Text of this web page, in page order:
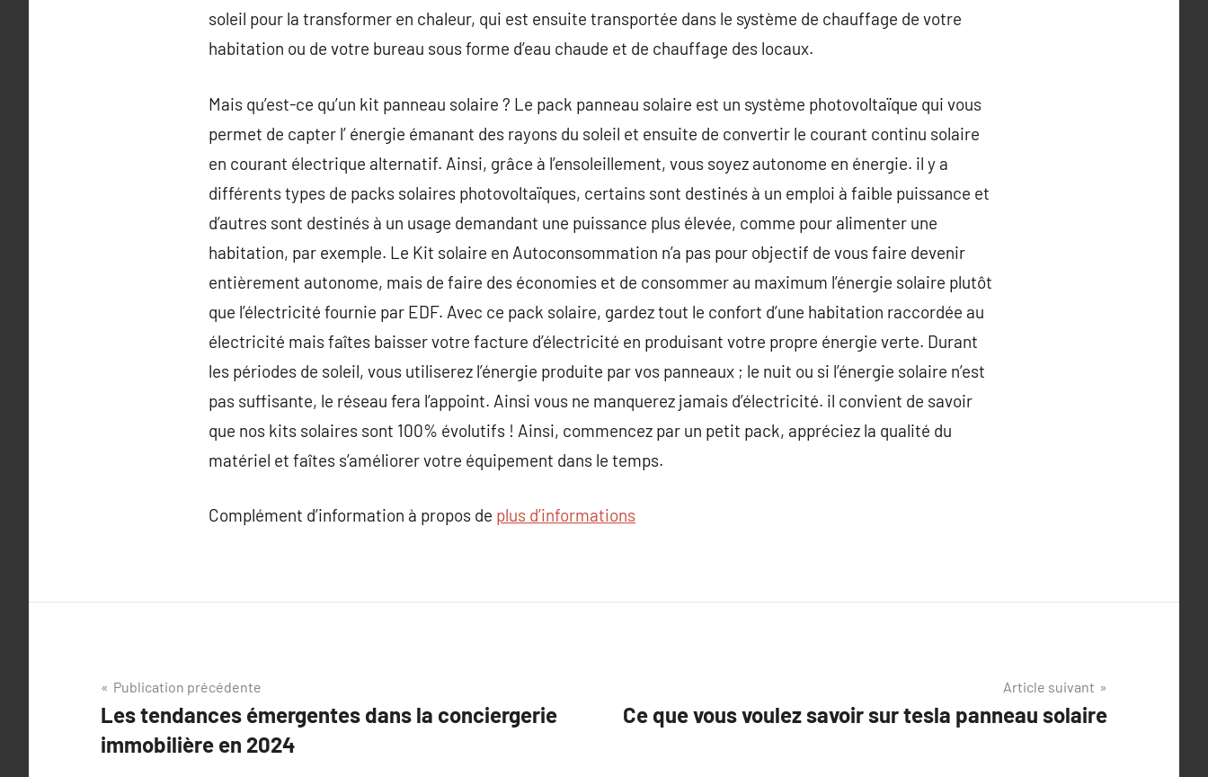
soleil pour la transformer en chaleur, qui est ensuite transportée dans le système de chauffage de votre
habitation ou de votre bureau sous forme d’eau chaude et de chauffage des locaux.
Mais qu’est-ce qu’un kit panneau solaire ? Le pack panneau solaire est un système photovoltaïque qui vous
permet de capter l’ énergie émanant des rayons du soleil et ensuite de convertir le courant continu solaire
en courant électrique alternatif. Ainsi, grâce à l’ensoleillement, vous soyez autonome en énergie. il y a
différents types de packs solaires photovoltaïques, certains sont destinés à un emploi à faible puissance et
d’autres sont destinés à un usage demandant une puissance plus élevée, comme pour alimenter une
habitation, par exemple. Le Kit solaire en Autoconsommation n’a pas pour objectif de vous faire devenir
entièrement autonome, mais de faire des économies et de consommer au maximum l’énergie solaire plutôt
que l’électricité fournie par EDF. Avec ce pack solaire, gardez tout le confort d’une habitation raccordée au
électricité mais faîtes baisser votre facture d’électricité en produisant votre propre énergie verte. Durant
les périodes de soleil, vous utiliserez l’énergie produite par vos panneaux ; le nuit ou si l’énergie solaire n’est
pas suffisante, le réseau fera l’appoint. Ainsi vous ne manquerez jamais d’électricité. il convient de savoir
que nos kits solaires sont 100% évolutifs ! Ainsi, commencez par un petit pack, appréciez la qualité du
matériel et faîtes s’améliorer votre équipement dans le temps.
Complément d’information à propos de plus d’informations
Navigation
de
l’article
Publication précédente
Les tendances émergentes dans la conciergerie
immobilière en 2024
Article suivant
Ce que vous voulez savoir sur tesla panneau solaire